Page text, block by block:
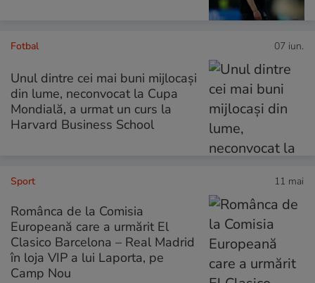
Fotbal 07 iun.
Unul dintre cei mai buni mijlocași
din lume, neconvocat la Cupa
Mondială, a urmat un curs la
Harvard Business School
Sport 11 mai
Românca de la Comisia
Europeană care a urmărit El
Clasico Barcelona – Real Madrid
în loja VIP a lui Laporta, pe
Camp Nou